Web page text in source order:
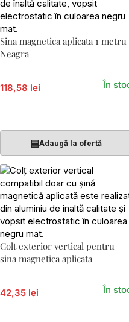
Sina magnetica aplicata 1 metru
Neagra
118,58 lei În
▤Adaugă la ofertă
Colt exterior vertical pentru
sina magnetica aplicata
42,35 lei În